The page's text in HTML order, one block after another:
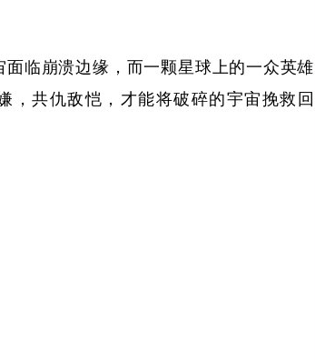
临崩溃边缘，而一颗星球上的一众英雄
，共仇敌恺，才能将破碎的宇宙挽救回